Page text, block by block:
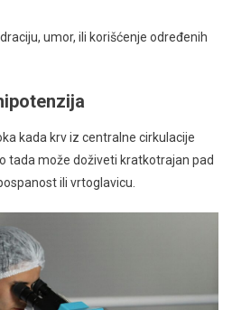
umor, ili korišćenje određenih
kada krv iz centralne cirkulacije
tada može doživeti kratkotrajan pad
ili vrtoglavicu.